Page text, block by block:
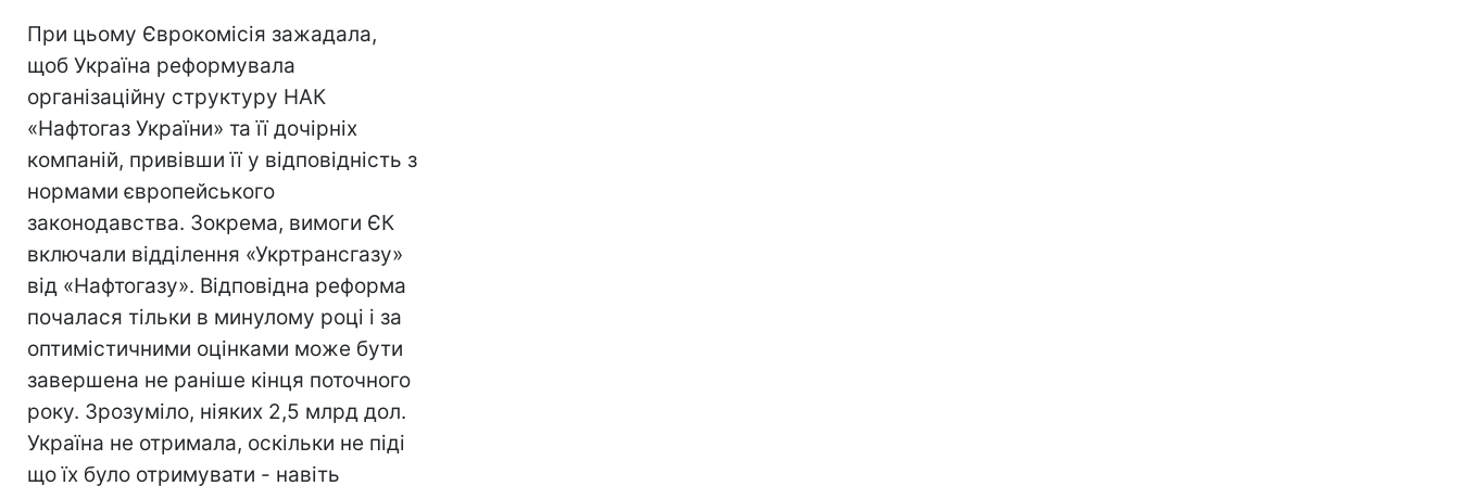
При цьому Єврокомісія зажадала,
щоб Україна реформувала
організаційну структуру НАК
«Нафтогаз України» та її дочірніх
компаній, привівши її у відповідність з
нормами європейського
законодавства. Зокрема, вимоги ЄК
включали відділення «Укртрансгазу»
від «Нафтогазу». Відповідна реформа
почалася тільки в минулому році і за
оптимістичними оцінками може бути
завершена не раніше кінця поточного
року. Зрозуміло, ніяких 2,5 млрд дол.
Україна не отримала, оскільки не піді
що їх було отримувати - навіть